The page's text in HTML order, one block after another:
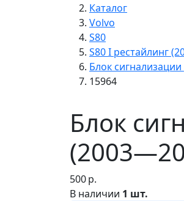
Каталог
Volvo
S80
S80 I рестайлинг
Блок
15964
Блок
500р.
В наличии 1 шт.